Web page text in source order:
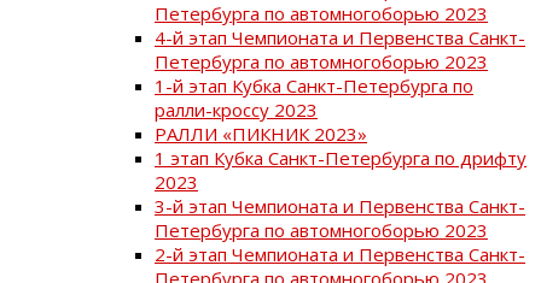
Петербурга по автомногоборью 2023
4-й этап Чемпионата и Первенства Санкт-
Петербурга по автомногоборью 2023
1-й этап Кубка Санкт-Петербурга по
ралли-кроссу 2023
РАЛЛИ «ПИКНИК 2023»
1 этап Кубка Санкт-Петербурга по дрифту
2023
3-й этап Чемпионата и Первенства Санкт-
Петербурга по автомногоборью 2023
2-й этап Чемпионата и Первенства Санкт-
Петербурга по автомногоборью 2023